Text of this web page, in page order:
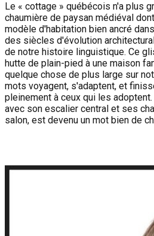
Le « cottage » québécois n'a plus
chaumière de paysan médiéval
modèle d'habitation bien ancré
des siècles d'évolution
de notre histoire linguistique. Ce
hutte de plain-pied à une maison
quelque chose de plus large sur
mots voyagent, s'adaptent, et
pleinement à ceux qui les
avec son escalier central et ses
salon, est devenu un mot bien de